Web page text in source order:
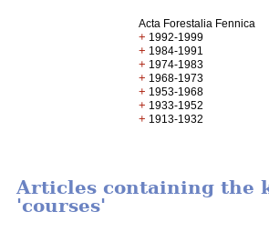
Acta Forestalia Fennica
+ 1992-1999
+ 1984-1991
+ 1974-1983
+ 1968-1973
+ 1953-1968
+ 1933-1952
+ 1913-1932
Articles containing the
'courses'